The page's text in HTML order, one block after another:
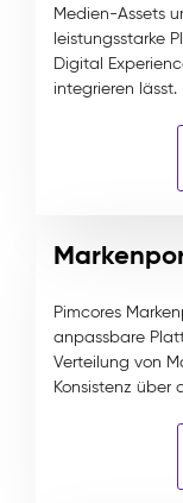
Medien-Assets
leistungsstarke
Digital
integrieren lässt.
Pimcores
anpassbare
Verteilung von
Konsistenz über